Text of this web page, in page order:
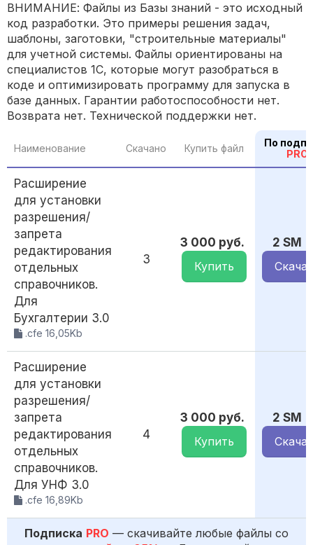
ВНИМАНИЕ: Файлы из Базы знаний - это исходный
код разработки. Это примеры решения задач,
шаблоны, заготовки, "строительные материалы"
для учетной системы. Файлы ориентированы на
специалистов 1С, которые могут разобраться в
коде и оптимизировать программу для запуска в
базе данных. Гарантии работоспособности нет.
Возврата нет. Технической поддержки нет.
Наименование Скачано Купить файл
По
PRO
Расширение
для установки
разрешения/
запрета
редактирования
отдельных
справочников.
Для
Бухгалтерии 3.0
.cfe 16,05Kb
3
3 000 руб.
Купить
2 SM
Расширение
для установки
разрешения/
запрета
редактирования
отдельных
справочников.
Для УНФ 3.0
.cfe 16,89Kb
4
3 000 руб.
Купить
2 SM
Подписка PRO — скачивайте любые файлы со